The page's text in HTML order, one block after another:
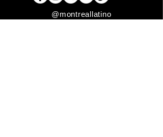
@montreallatino